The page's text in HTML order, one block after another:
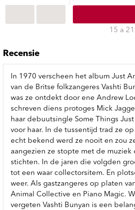
15 a
Recensie
In 1970 verscheen het album Just
van de Britse folkzangeres Vashti
was ze ontdekt door ene Andrew
schreven diens protoges Mick
haar debuutsingle Some Things
voor haar. In de tussentijd trad ze
echt bekend werd ze nooit en zou
aangezien ze stopte met de muziek
stichten. In de jaren die volgden
tot een waar collectorsitem. En
weer. Als gastzangeres op platen
Animal Collective en Piano Magic.
vergeten Vashti Bunyan is een